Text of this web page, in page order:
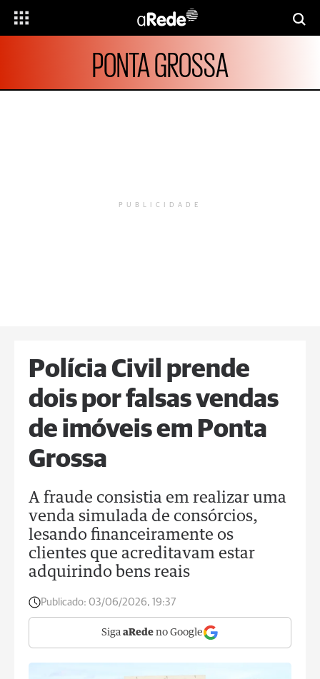
PONTA GROSSA
PUBLICIDADE
Polícia Civil prende
dois por falsas vendas
de imóveis em Ponta
Grossa
A fraude consistia em realizar uma
venda simulada de consórcios,
lesando financeiramente os
clientes que acreditavam estar
adquirindo bens reais
Publicado: 03/06/2026, 19:37
Siga aRede no Google